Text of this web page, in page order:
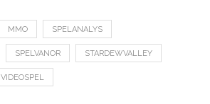
MMO SPELANALYS
SPELVANOR STARDEWVALLEY
VIDEOSPEL